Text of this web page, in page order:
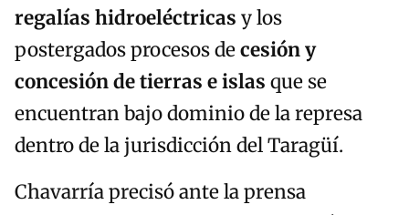
regalías hidroeléctricas y los
postergados procesos decesión y
concesión de tierras e islas que se
encuentran bajo dominio de la represa
dentro de la jurisdicción del Taragüí.
Chavarría precisó ante la prensa